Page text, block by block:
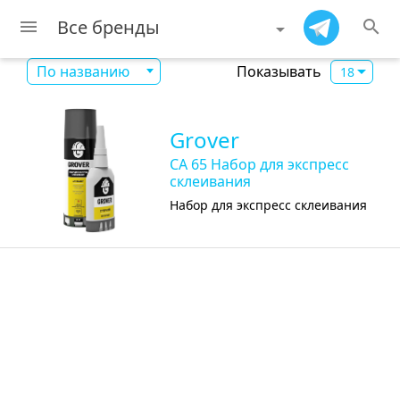
По названию Показывать 18
Grover
CA 65 Набор для экспресс
склеивания
Набор для экспресс склеивания
menu Все бренды search